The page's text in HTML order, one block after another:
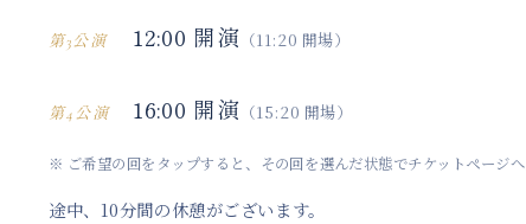
第3公演 12:00 開演 （11:20 開場）
第4公演 16:00 開演 （15:20 開場）
※ ご希望の回を タップすると、 その回を選んだ状態でチケットページへ
途中、 10分間の休憩がございます。